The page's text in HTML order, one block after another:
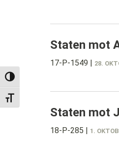
TOGGLE HIGH CONTRAST
TOGGLE FONT SIZE
Staten mot
17-P-1549 | 28.
Staten mot
18-P-285 | 1.